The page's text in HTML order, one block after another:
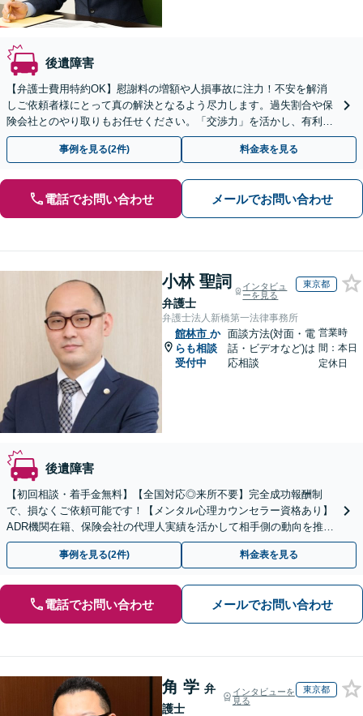
後遺障害
【弁護士費用特約OK】慰謝料の増額や人損事故に注力！不安を解消
しご依頼者様にとって真の解決となるよう尽力します。過失割合や保
険会社とのやり取りもお任せください。「交渉力」を活かし、有利な
条件での示談成立を目指します。【夜間・休日の相談可能】
事例を見る(2件) 料金表を見る
電話でお問い合わせ メールでお問い合わせ
小林 聖詞
弁護士
インタビュ
ーを見る
東京都
弁護士法人新橋第一法律事務所
館林市 か
らも相談
受付中
面談方法(対面・電
話・ビデオなど)は
応相談
営業時
間：本日
定休日
後遺障害
【初回相談・着手金無料】【全国対応◎来所不要】完全成功報酬制
で、損なくご依頼可能です！【メンタル心理カウンセラー資格あり】
ADR機関在籍、保険会社の代理人実績を活かして相手側の動向を推測
し、柔軟な解決方針をご提案いたします【LINE対応】
事例を見る(2件) 料金表を見る
電話でお問い合わせ メールでお問い合わせ
角 学 弁
護士
インタビューを
見る
東京都